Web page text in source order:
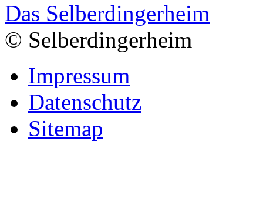
Das Selberdingerheim
© Selberdingerheim
Impressum
Datenschutz
Sitemap